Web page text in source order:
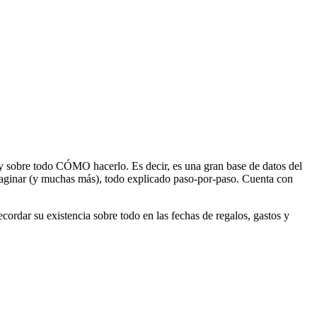
todo CÓMO hacerlo. Es decir, es una gran base de datos del
(y muchas más), todo explicado paso-por-paso. Cuenta con
su existencia sobre todo en las fechas de regalos, gastos y